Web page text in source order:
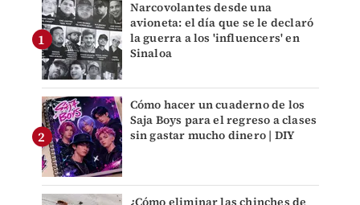
Narcovolantes desde una
avioneta: el día que se le declaró
la guerra a los 'influencers' en
Sinaloa
Cómo hacer un cuaderno de los
Saja Boys para el regreso a clases
sin gastar mucho dinero | DIY